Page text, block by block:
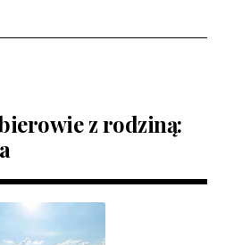
z rodziną: